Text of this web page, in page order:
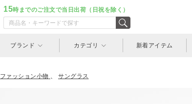
15時までのご注文で当日出荷（日祝を除く）
ブランド カテゴリ 新着アイテム
ファッション小物 、 サングラス